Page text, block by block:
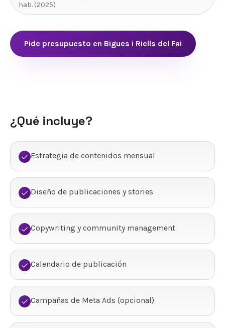
hab. (2025)
Pide presupuesto en Bigues i Riells del Fai
¿Qué incluye?
Estrategia de contenidos mensual
Diseño de publicaciones y stories
Copywriting y community management
Calendario de publicación
Campañas de Meta Ads (opcional)